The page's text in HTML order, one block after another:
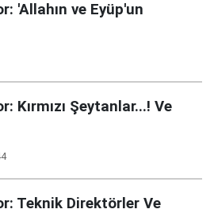
'Allahın ve Eyüp'un
Kırmızı Şeytanlar...! Ve
Teknik Direktörler Ve